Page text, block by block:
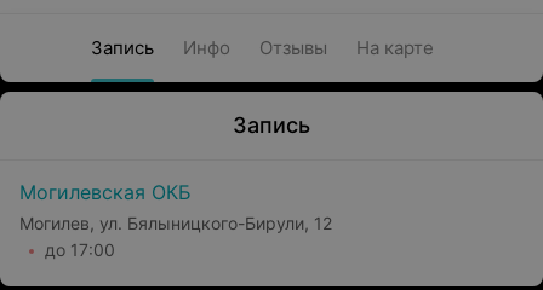
Запись Инфо Отзывы На карте
Запись
Могилевская ОКБ
Могилев, ул. Бялыницкого-Бирули, 12
до 17:00